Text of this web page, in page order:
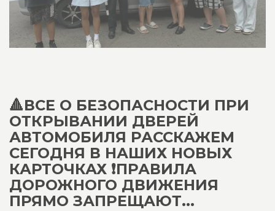
🔺ВСЕ О БЕЗОПАСНОСТИ ПРИ
ОТКРЫВАНИИ ДВЕРЕЙ
АВТОМОБИЛЯ РАССКАЖЕМ
СЕГОДНЯ В НАШИХ НОВЫХ
КАРТОЧКАХ ❗ПРАВИЛА
ДОРОЖНОГО ДВИЖЕНИЯ
ПРЯМО ЗАПРЕЩАЮТ...